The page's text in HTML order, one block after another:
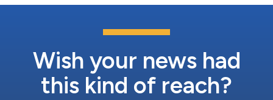
Wish your news had
this kind of reach?